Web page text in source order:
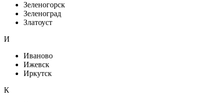
Зеленогорск
Зеленоград
Златоуст
И
Иваново
Ижевск
Иркутск
К